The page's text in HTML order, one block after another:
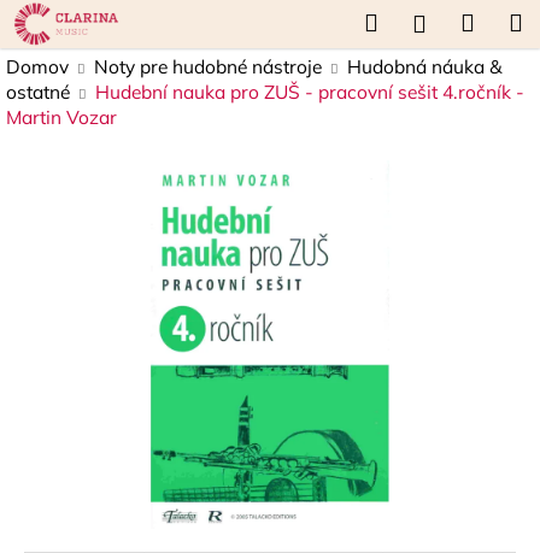
Prejsť
na
obsah
Hľadať
košík
Domov Noty pre hudobné nástroje
Hudobná náuka &
ostatné
Hudební nauka pro ZUŠ - pracovní sešit 4.ročník -
Martin Vozar
K
o
š
Späť
Späť
Č